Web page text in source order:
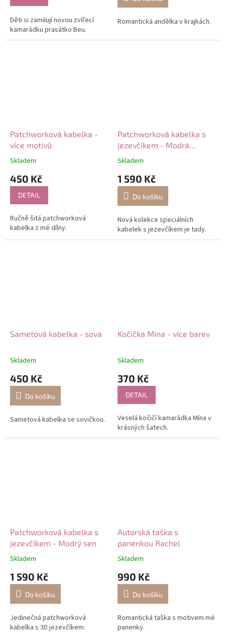
Děti si zamilují novou zvířecí
kamarádku prasátko Beu.
Romantická andělka v krajkách.
Patchworková kabelka -
více motivů
Skladem
450 Kč
DETAIL
Ručně šitá patchworková
kabelka z mé dílny.
Patchworková kabelka s
jezevčíkem - Modrá
zahrada
Skladem
1 590 Kč
Do košíku
Nová kolekce speciálních
kabelek s jezevčíkem je tady.
Sametová kabelka - sova
Skladem
450 Kč
Do košíku
Sametová kabelka se sovičkou.
Kočička Mína - více barev
Skladem
370 Kč
DETAIL
Veselá kočičí kamarádka Mína v
krásných šatech.
Patchworková kabelka s
jezevčíkem - Modrý sen
Skladem
1 590 Kč
Do košíku
Jedinečná patchworková
kabelka s 3D jezevčíkem.
Autorská taška s
panenkou Rachel
Skladem
990 Kč
Do košíku
Romantická taška s motivem mé
panenky.